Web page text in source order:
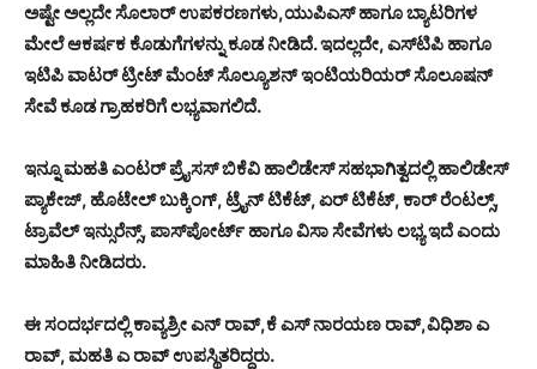
ಅಷ್ಟೇ ಅಲ್ಲದೇ ಸೊಲಾರ್ ಉಪಕರಣಗಳು,ಯುಪಿಎಸ್ ಹಾಗೂ ಬ್ಯಾಟರಿಗಳ
ಮೇಲೆ ಆಕರ್ಷಕ ಕೊಡುಗೆಗಳನ್ನು ಕೂಡ ನೀಡಿದೆ. ಇದಲ್ಲದೇ, ಎಸ್‌ಟಿಪಿ ಹಾಗೂ
ಇಟಿಪಿ ವಾಟರ್ ಟ್ರೀಟ್ ಮೆಂಟ್ ಸೊಲ್ಯೂಶನ್ ಇಂಟಿಯರಿಯರ್ ಸೊಲೂಷನ್
ಸೇವೆ ಕೂಡ ಗ್ರಾಹಕರಿಗೆ ಲಭ್ಯವಾಗಲಿದೆ.
ಇನ್ನೂ ಮಹತಿ ಎಂಟರ್ ಪ್ರೈಸಸ್ ಬಿಕೆವಿ ಹಾಲಿಡೇಸ್ ಸಹಭಾಗಿತ್ವದಲ್ಲಿ ಹಾಲಿಡೇಸ್
ಪ್ಯಾಕೇಜ್, ಹೊಟೇಲ್ ಬುಕ್ಕಿಂಗ್, ಟ್ರೈನ್ ಟಿಕೆಟ್, ಏರ್ ಟಿಕೆಟ್, ಕಾರ್ ರೆಂಟಲ್ಸ್,
ಟ್ರಾವೆಲ್ ಇನ್ಸುರೆನ್ಸ್, ಪಾಸ್‌ಪೋರ್ಟ್ ಹಾಗೂ ವಿಸಾ ಸೇವೆಗಳು ಲಭ್ಯ ಇದೆ ಎಂದು
ಮಾಹಿತಿ ನೀಡಿದರು.
ಈ ಸಂದರ್ಭದಲ್ಲಿ ಕಾವ್ಯಶ್ರೀ ಎನ್ ರಾವ್,ಕೆ ಎಸ್ ನಾರಯಣ ರಾವ್,ವಿಧಿಶಾ ಎ
ರಾವ್, ಮಹತಿ ಎ ರಾವ್ ಉಪಸ್ಥಿತರಿದ್ದರು.